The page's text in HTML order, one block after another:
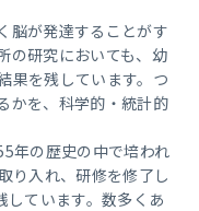
脳が発達することがす
の研究においても、幼
果を残しています。つ
かを、科学的・統計的
年の歴史の中で培われ
り入れ、研修を修了し
しています。数多くあ